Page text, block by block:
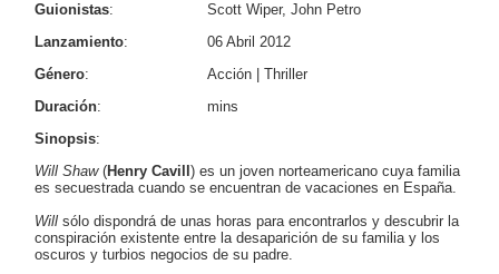
Guionistas:
Scott Wiper, John Petro
Lanzamiento:
06 Abril 2012
Género: Acción
Thriller
Duración:
mins
Sinopsis:
Will Shaw(Henry Cavill ) es un joven norteamericano cuya familia
es secuestrada cuando se encuentran de vacaciones en España.
Will sólo dispondrá de unas horas para encontrarlos y descubrir la
conspiración existente entre la desaparición de su familia y los
oscuros y turbios negocios de su padre.